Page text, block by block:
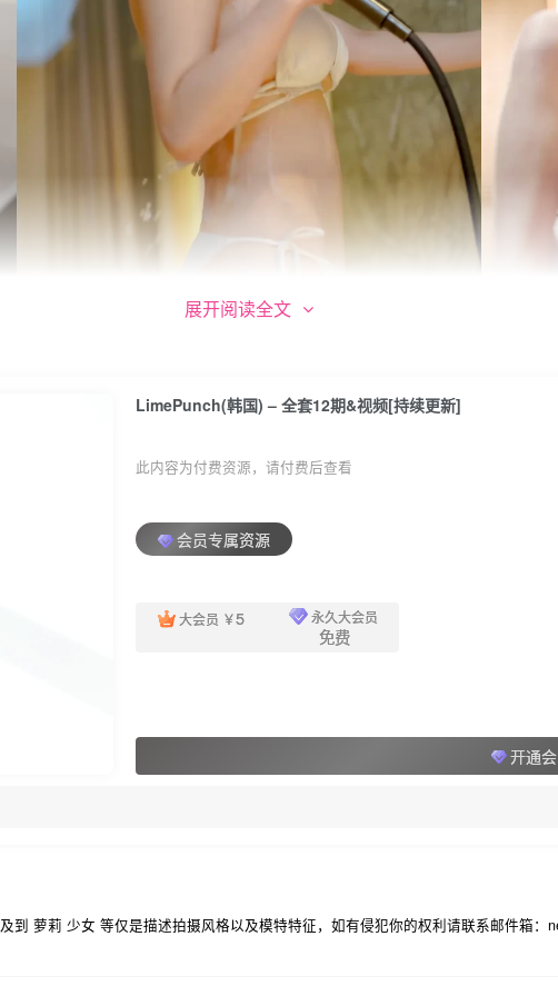
展开阅读全文
LimePunch(韩国) – 全套12期&视频[持续更新]
此内容为付费资源，请付费后查看
会员专属资源
大会员 ￥5 永久大会员
免费
开通
萝莉 少女 等仅是描述拍摄风格以及模特特征，如有侵犯你的权利请联系邮件箱：